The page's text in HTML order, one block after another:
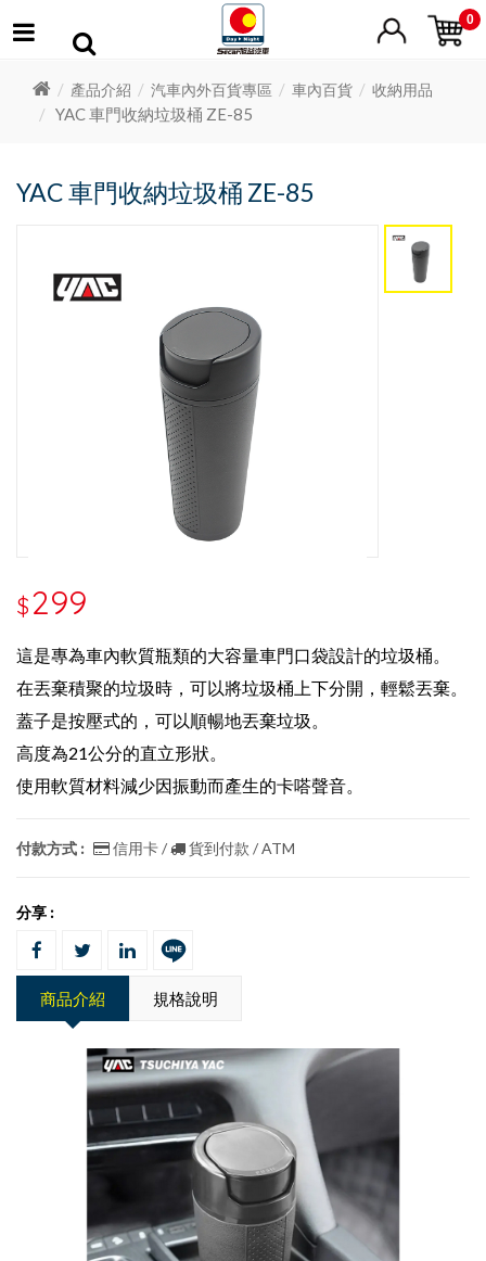
0
產品介紹 汽車內外百貨專區 車內百貨 收納用品
YAC 車門收納垃圾桶 ZE-85
YAC 車門收納垃圾桶 ZE-85
$299
這是專為車內軟質瓶類的大容量車門口袋設計的垃圾桶。
在丟棄積聚的垃圾時，可以將垃圾桶上下分開，輕鬆丟棄。
蓋子是按壓式的，可以順暢地丟棄垃圾。
高度為21公分的直立形狀。
使用軟質材料減少因振動而產生的卡嗒聲音。
付款方式 : 信用卡 / 貨到付款 / ATM
分享 :
商品介紹 規格說明